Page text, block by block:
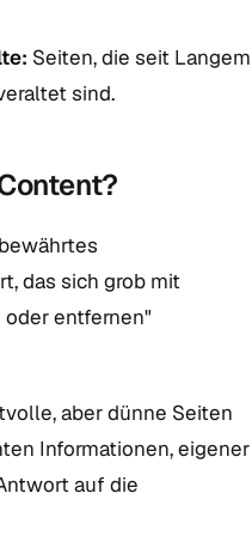
Seiten, die seit Langem
sind.
das sich grob mit
oder entfernen"
aber dünne Seiten
Informationen, eigener
auf die